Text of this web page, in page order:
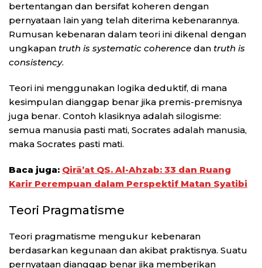
bertentangan dan bersifat koheren dengan
pernyataan lain yang telah diterima kebenarannya.
Rumusan kebenaran dalam teori ini dikenal dengan
ungkapan truth is systematic coherence dan truth is
consistency.
Teori ini menggunakan logika deduktif, di mana
kesimpulan dianggap benar jika premis-premisnya
juga benar. Contoh klasiknya adalah silogisme:
semua manusia pasti mati, Socrates adalah manusia,
maka Socrates pasti mati.
Baca juga: Qirā’at QS. Al-Ahzab: 33 dan Ruang
Karir Perempuan dalam Perspektif Matan Syatibi
Teori Pragmatisme
Teori pragmatisme mengukur kebenaran
berdasarkan kegunaan dan akibat praktisnya. Suatu
pernyataan dianggap benar jika memberikan